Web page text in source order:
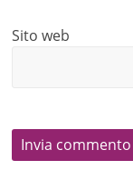
Sito web